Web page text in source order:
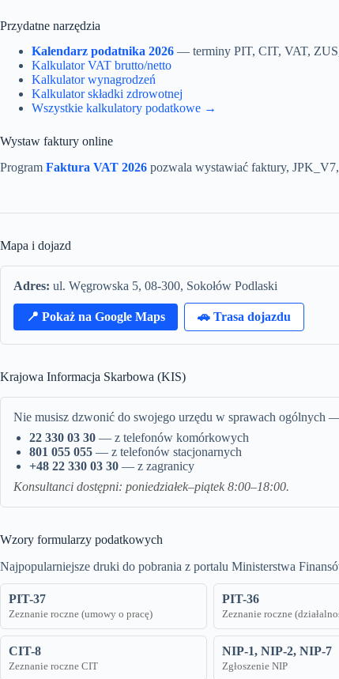
Przydatne narzędzia
Kalendarz podatnika 2026 — terminy PIT, CIT, VAT,
Kalkulator VAT brutto/netto
Kalkulator wynagrodzeń
Kalkulator składki zdrowotnej
Wszystkie kalkulatory podatkowe →
Wystaw faktury online
Program Faktura VAT 2026 pozwala wystawiać faktury,
Mapa i dojazd
Adres: ul. Węgrowska 5, 08-300, Sokołów Podlaski
📍 Pokaż na Google Maps 🚗 Trasa dojazdu
Krajowa Informacja Skarbowa (KIS)
Nie musisz dzwonić do swojego urzędu w sprawach ogólnych
22 330 03 30 — z telefonów komórkowych
801 055 055 — z telefonów stacjonarnych
+48 22 330 03 30 — z zagranicy
Konsultanci dostępni: poniedziałek–piątek 8:00–18:00.
Wzory formularzy podatkowych
Najpopularniejsze druki do pobrania z portalu Ministerstwa
PIT-37
Zeznanie roczne (umowy o pracę)
PIT-36
Zeznanie roczne
CIT-8
Zeznanie roczne CIT
NIP-1, NIP-2, NIP-7
Zgłoszenie NIP